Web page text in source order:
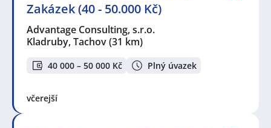
Zakázek (40 - 50.000 Kč)
Advantage Consulting, s.r.o.
Kladruby, Tachov(31 km)
40 000 – 50 000 Kč Plný úvazek
včerejší